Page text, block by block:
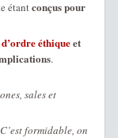
étantconçus pour
éthiqueet
.
sales et
formidable, on